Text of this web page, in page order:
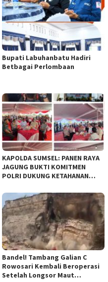
Bupati Labuhanbatu Hadiri
Betbagai Perlombaan
KAPOLDA SUMSEL: PANEN RAYA
JAGUNG BUKTI KOMITMEN
POLRI DUKUNG KETAHANAN
Bandel! Tambang Galian C
Rowosari Kembali Beroperasi
Setelah Longsor Maut